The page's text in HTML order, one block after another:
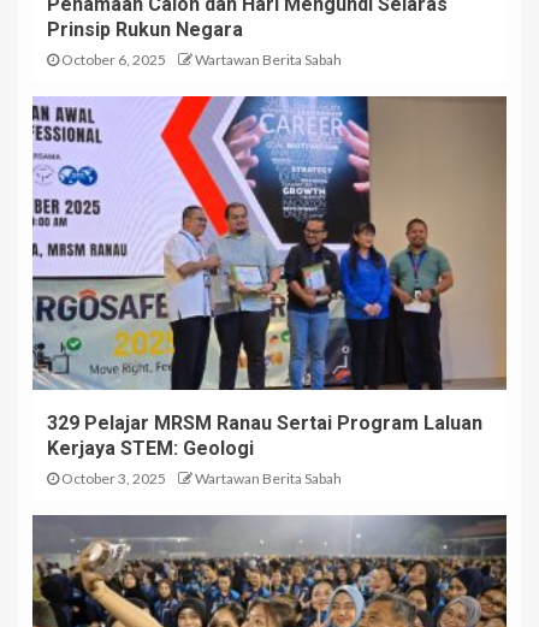
Penamaan Calon dan Hari Mengundi Selaras
Prinsip Rukun Negara
October 6, 2025 Wartawan Berita Sabah
329 Pelajar MRSM Ranau Sertai Program Laluan
Kerjaya STEM: Geologi
October 3, 2025 Wartawan Berita Sabah